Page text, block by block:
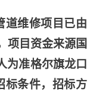
道维修项目已由
项目资金来源国
为准格尔旗龙口
标条件，招标方